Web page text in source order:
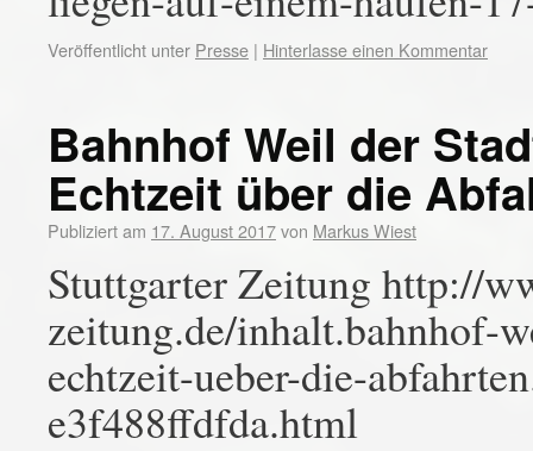
Veröffentlicht unter Presse | Hinterlasse einen Kommentar
Bahnhof Weil der
Echtzeit über die
Publiziert am 17. August 2017von Markus Wiest
Stuttgarter Zeitung http://
zeitung.de/inhalt.bahnhof-
echtzeit-ueber-die-
e3f488ffdfda.html